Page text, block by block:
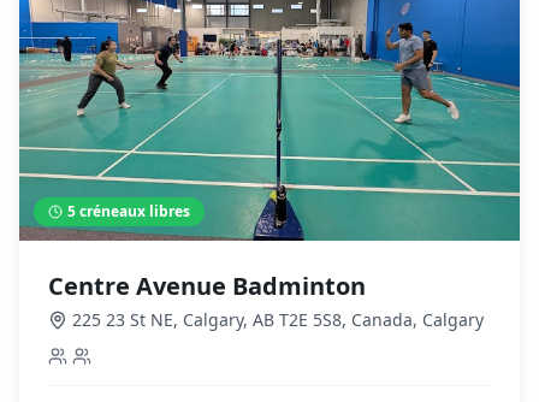
5créneaux libres
Centre Avenue Badminton
225 23 St NE, Calgary, AB T2E 5S8, Canada, Calgary